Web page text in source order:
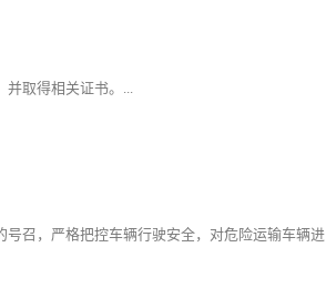
并取得相关证书。...
召，严格把控车辆行驶安全，对危险运输车辆进